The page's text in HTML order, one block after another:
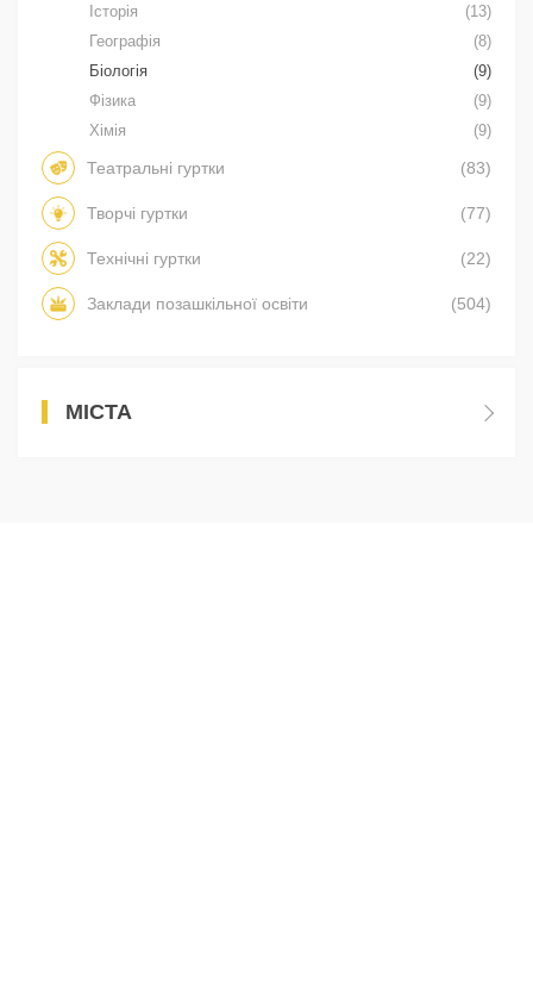
Історія
(13)
Географія
(8)
Біологія
(9)
Фізика
(9)
Хімія
(9)
Театральні гуртки (83)
Творчі гуртки (77)
Технічні гуртки (22)
Заклади позашкільної освіти (504)
МІСТА